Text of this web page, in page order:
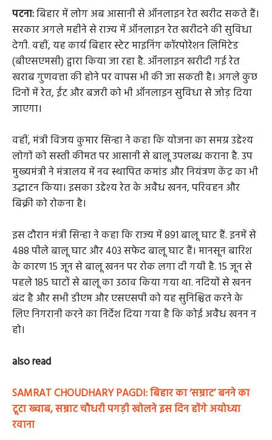
पटना:बिहार में लोग अब आसानी से ऑनलाइन रेत खरीद सकते हैं।
सरकार अगले महीने से राज्य में ऑनलाइन रेत खरीदने की सुविधा
देगी. वहीं, यह कार्य बिहार स्टेट माइनिंग कॉरपोरेशन लिमिटेड
(बीएसएमसी) द्वारा किया जा रहा है. ऑनलाइन खरीदी गई रेत
खराब गुणवत्ता की होने पर वापस भी की जा सकती है। अगले कुछ
दिनों में रेत, ईंट और बजरी को भी ऑनलाइन सुविधा से जोड़ दिया
जाएगा।
वहीं, मंत्री विजय कुमार सिन्हा ने कहा कि योजना का समग्र उद्देश्य
लोगों को सस्ती कीमत पर आसानी से बालू उपलब्ध कराना है. उप
मुख्यमंत्री ने मंत्रालय में नव स्थापित कमांड और नियंत्रण केंद्र का भी
उद्घाटन किया। इसका उद्देश्य रेत के अवैध खनन, परिवहन और
बिक्री को रोकना है।
इस दौरान मंत्री सिन्हा ने कहा कि राज्य में 891 बालू घाट हैं. इनमें से
488 पीले बालू घाट और 403 सफेद बालू घाट हैं। मानसून बारिश
के कारण 15 जून से बालू खनन पर रोक लगा दी गयी है. 15 जून से
पहले 185 घाटों से बालू का उठाव किया गया था. नदियों से खनन
बंद है और सभी डीएम और एसएसपी को यह सुनिश्चित करने के
लिए निगरानी करने का निर्देश दिया गया है कि कोई अवैध खनन न
हो।
also read
SAMRAT CHOUDHARY PAGDI: बिहार का ‘सम्राट’ बनने का
टूटा ख्वाब, सम्राट चौधरी पगड़ी खोलने इस दिन होंगे अयोध्या
रवाना